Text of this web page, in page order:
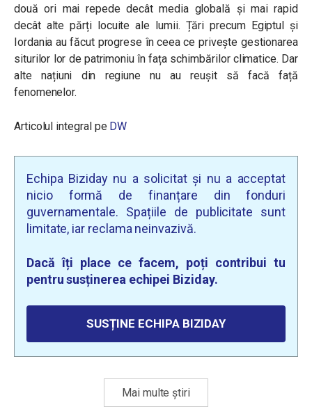
două ori mai repede decât media globală și mai rapid
decât alte părți locuite ale lumii. Țări precum Egiptul și
Iordania au făcut progrese în ceea ce privește gestionarea
siturilor lor de patrimoniu în fața schimbărilor climatice. Dar
alte națiuni din regiune nu au reușit să facă față
fenomenelor.
Articolul integral pe DW
Echipa Biziday nu a solicitat și nu a acceptat
nicio formă de finanțare din fonduri
guvernamentale. Spațiile de publicitate sunt
limitate, iar reclama neinvazivă.
Dacă îți place ce facem, poți contribui tu
pentru susținerea echipei Biziday.
SUSȚINE ECHIPA BIZIDAY
Mai multe știri